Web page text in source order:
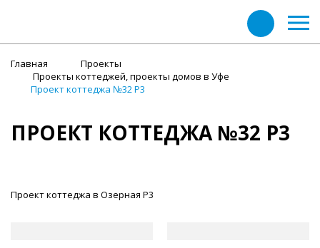
Главная
Проекты
Проекты коттеджей, проекты домов в Уфе
Проект коттеджа №32 Р3
ПРОЕКТ КОТТЕДЖА №32 Р3
Проект коттеджа в Озерная Р3